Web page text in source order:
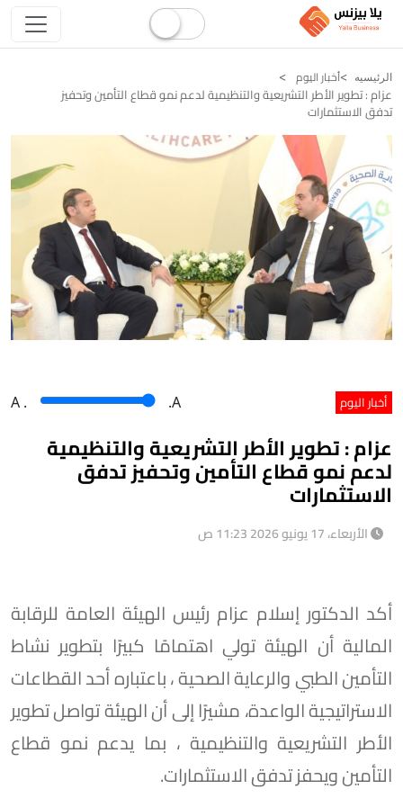
الرئيسيه أخبار اليوم
عزام : تطوير الأطر التشريعية والتنظيمية لدعم نمو قطاع التأمين وتحفيز
تدفق الاستثمارات
أخبار اليوم A . .A
عزام : تطوير الأطر التشريعية والتنظيمية
لدعم نمو قطاع التأمين وتحفيز تدفق
الاستثمارات
الأربعاء، 17 يونيو 2026 11:23 ص
أكد الدكتور إسلام عزام رئيس الهيئة العامة للرقابة
المالية أن الهيئة تولي اهتمامًا كبيرًا بتطوير نشاط
التأمين الطبي والرعاية الصحية ، باعتباره أحد القطاعات
الاستراتيجية الواعدة، مشيرًا إلى أن الهيئة تواصل تطوير
الأطر التشريعية والتنظيمية ، بما يدعم نمو قطاع
التأمين ويحفز تدفق الاستثمارات.